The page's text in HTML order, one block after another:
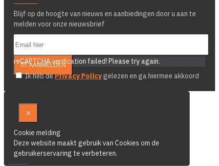
Blijf op de hoogte van nieuws en aanbiedingen door u aan te
melden voor onze nieuwsbrief
AANMELDEN
reCAPTCHA verification failed! Please try again.
Ik heb dePrivacy Policygelezen en ga hiermee akkoord
Cookie melding
Deze website maakt gebruik van Cookies om de
gebruikerservaring te verbeteren.